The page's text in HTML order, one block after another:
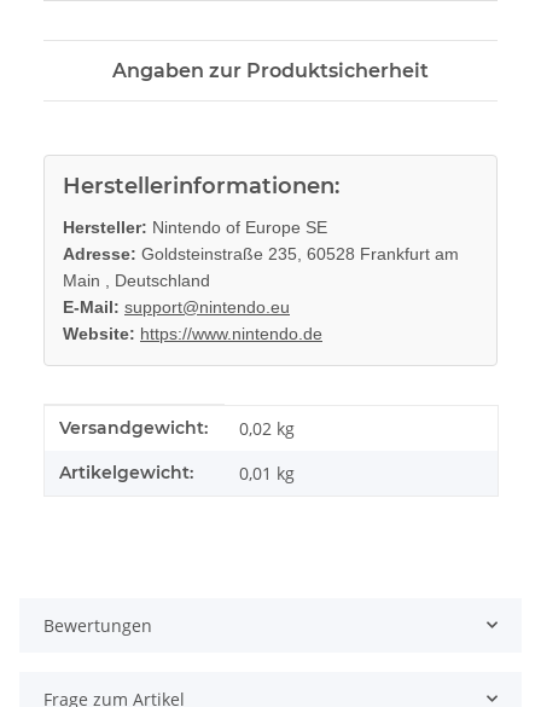
Angaben zur Produktsicherheit
Herstellerinformationen:
Hersteller: Nintendo of Europe SE
Adresse: Goldsteinstraße 235, 60528 Frankfurt am
Main , Deutschland
E-Mail: support@nintendo.eu
Website: https://www.nintendo.de
Produkteigenschaft
Wert
Versandgewicht: 0,02 kg
Artikelgewicht: 0,01 kg
Bewertungen
Frage zum Artikel